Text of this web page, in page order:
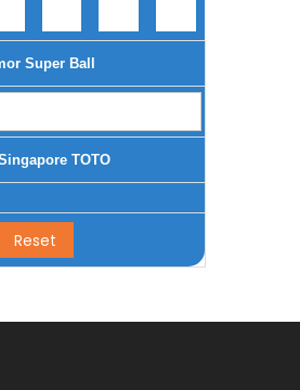
Super Ball
TOTO